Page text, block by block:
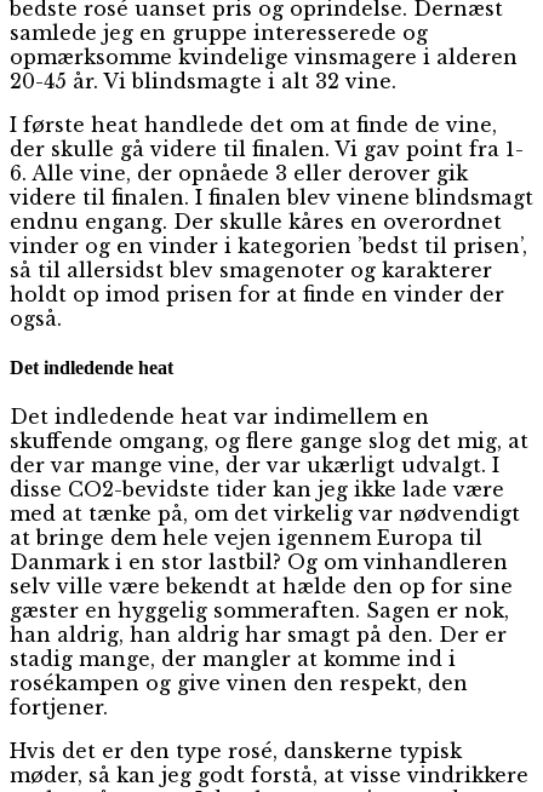
bedste rosé uanset pris og oprindelse. Dernæst
samlede jeg en gruppe interesserede og
opmærksomme kvindelige vinsmagere i alderen
20-45 år. Vi blindsmagte i alt 32 vine.
I første heat handlede det om at finde de vine,
der skulle gå videre til finalen. Vi gav point fra 1-
6. Alle vine, der opnåede 3 eller derover gik
videre til finalen. I finalen blev vinene blindsmagt
endnu engang. Der skulle kåres en overordnet
vinder og en vinder i kategorien ’bedst til prisen’,
så til allersidst blev smagenoter og karakterer
holdt op imod prisen for at finde en vinder der
også.
Det indledende heat
Det indledende heat var indimellem en
skuffende omgang, og flere gange slog det mig, at
der var mange vine, der var ukærligt udvalgt. I
disse CO2-bevidste tider kan jeg ikke lade være
med at tænke på, om det virkelig var nødvendigt
at bringe dem hele vejen igennem Europa til
Danmark i en stor lastbil? Og om vinhandleren
selv ville være bekendt at hælde den op for sine
gæster en hyggelig sommeraften. Sagen er nok,
han aldrig, han aldrig har smagt på den. Der er
stadig mange, der mangler at komme ind i
rosékampen og give vinen den respekt, den
fortjener.
Hvis det er den type rosé, danskerne typisk
møder, så kan jeg godt forstå, at visse vindrikkere